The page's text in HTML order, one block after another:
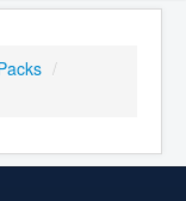
/